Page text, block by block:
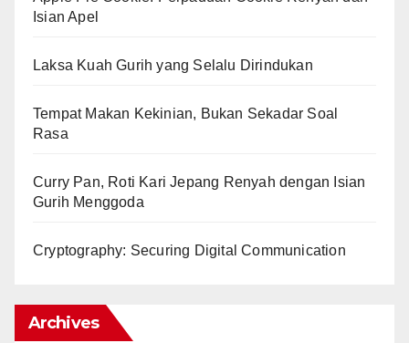
Isian Apel
Laksa Kuah Gurih yang Selalu Dirindukan
Tempat Makan Kekinian, Bukan Sekadar Soal
Rasa
Curry Pan, Roti Kari Jepang Renyah dengan Isian
Gurih Menggoda
Cryptography: Securing Digital Communication
Archives